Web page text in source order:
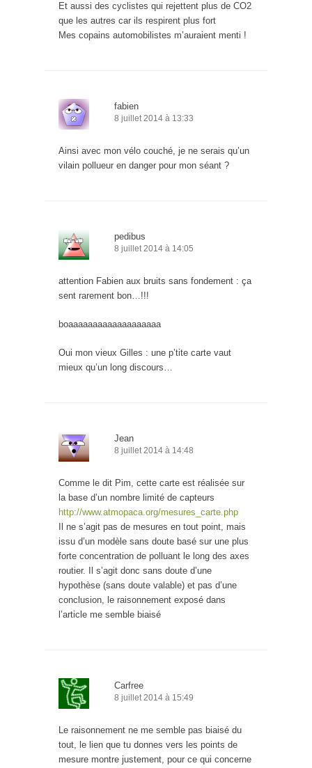
Et aussi des cyclistes qui rejettent plus de CO2
que les autres car ils respirent plus fort
Mes copains automobilistes m’auraient menti !
fabien
8 juillet 2014 à 13:33
Ainsi avec mon vélo couché, je ne serais qu’un
vilain pollueur en danger pour mon séant ?
pedibus
8 juillet 2014 à 14:05
attention Fabien aux bruits sans fondement : ça
sent rarement bon…!!!
boaaaaaaaaaaaaaaaaaaa
Oui mon vieux Gilles : une p’tite carte vaut
mieux qu’un long discours…
Jean
8 juillet 2014 à 14:48
Comme le dit Pim, cette carte est réalisée sur
la base d’un nombre limité de capteurs
http://www.atmopaca.org/mesures_carte.php
Il ne s’agit pas de mesures en tout point, mais
issu d’un modèle sans doute basé sur une plus
forte concentration de polluant le long des axes
routier. Il s’agit donc sans doute d’une
hypothèse (sans doute valable) et pas d’une
conclusion, le raisonnement exposé dans
l’article me semble biaisé
Carfree
8 juillet 2014 à 15:49
Le raisonnement ne me semble pas biaisé du
tout, le lien que tu donnes vers les points de
mesure montre justement, pour ce qui concerne